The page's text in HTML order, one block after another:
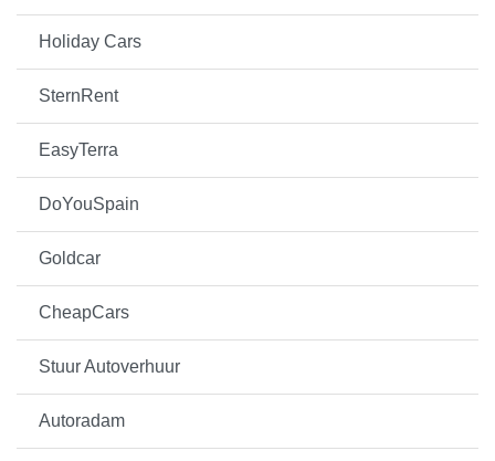
Holiday Cars
SternRent
EasyTerra
DoYouSpain
Goldcar
CheapCars
Stuur Autoverhuur
Autoradam